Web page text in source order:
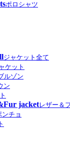
ポロシャツ
ジャケット全て
ケット
ルゾン
ン
jacketレザー＆
ンチョ